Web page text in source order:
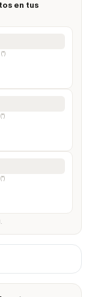
en tus
(*)
(*)
(*)